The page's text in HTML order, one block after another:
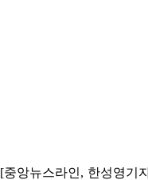
[중앙뉴스라인, 한성영기